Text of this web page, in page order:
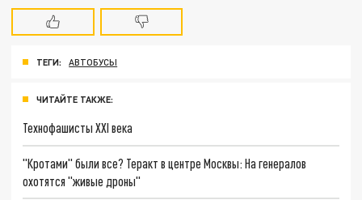
ТЕГИ: АВТОБУСЫ
ЧИТАЙТЕ ТАКЖЕ:
Технофашисты XXI века
"Кротами" были все? Теракт в центре Москвы: На генералов
охотятся "живые дроны"